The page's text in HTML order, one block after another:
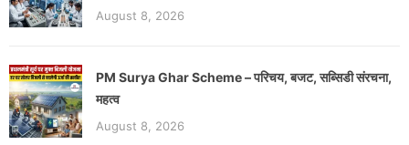
August 8, 2026
PM Surya Ghar Scheme – परिचय, बजट, सब्सिडी संरचना,
महत्व
August 8, 2026